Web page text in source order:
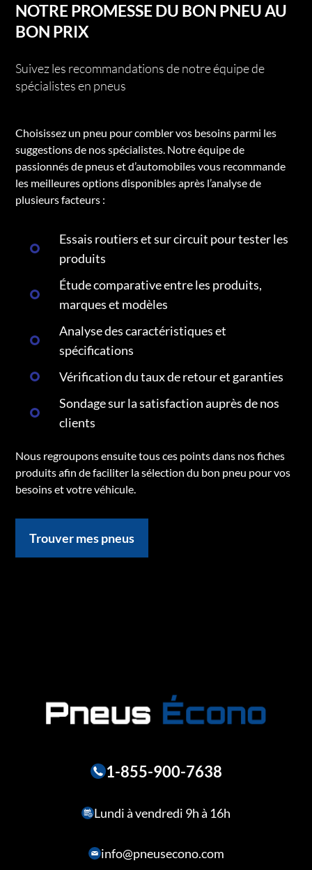
NOTRE PROMESSE DU BON PNEU AU
BON PRIX
Suivez les recommandations de notre équipe de
spécialistes en pneus
Choisissez un pneu pour combler vos besoins parmi les
suggestions de nos spécialistes. Notre équipe de
passionnés de pneus et d’automobiles vous recommande
les meilleures options disponibles après l’analyse de
plusieurs facteurs :
Essais routiers et sur circuit pour tester les
produits
Étude comparative entre les produits,
marques et modèles
Analyse des caractéristiques et
spécifications
Vérification du taux de retour et garanties
Sondage sur la satisfaction auprès de nos
clients
Nous regroupons ensuite tous ces points dans nos fiches
produits afin de faciliter la sélection du bon pneu pour vos
besoins et votre véhicule.
Trouver mes pneus
1-855-900-7638
Lundi à vendredi 9h à 16h
info@pneusecono.com